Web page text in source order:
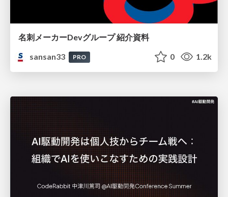
名刺メーカーDevグループ 紹介資料
sansan33
PRO 0 1.2k